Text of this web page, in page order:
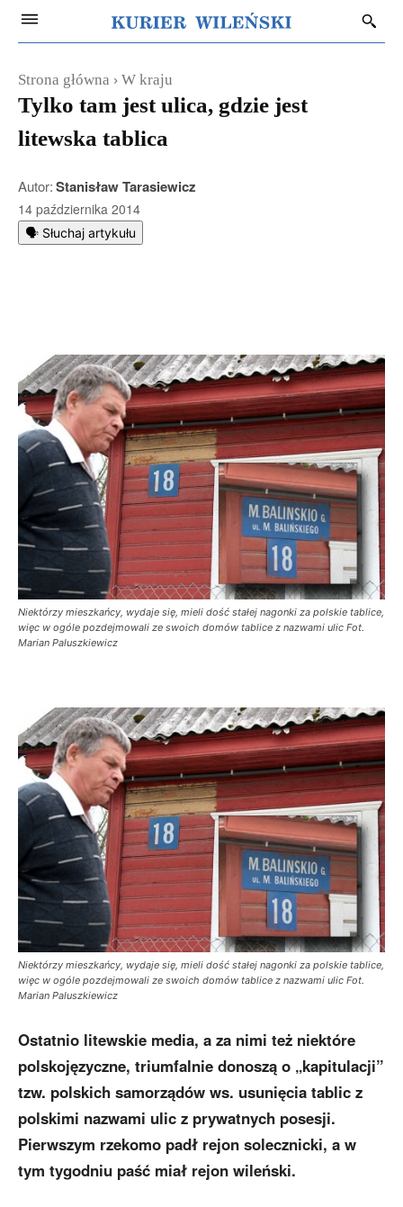
Strona główna W kraju
Tylko tam jest ulica, gdzie jest
litewska tablica
Autor:Stanisław Tarasiewicz
14 października 2014
🗣️ Słuchaj artykułu
Niektórzy mieszkańcy, wydaje się, mieli dość stałej nagonki za polskie tablice,
więc w ogóle pozdejmowali ze swoich domów tablice z nazwami ulic Fot.
Marian Paluszkiewicz
Niektórzy mieszkańcy, wydaje się, mieli dość stałej nagonki za polskie tablice,
więc w ogóle pozdejmowali ze swoich domów tablice z nazwami ulic Fot.
Marian Paluszkiewicz
Ostatnio litewskie media, a za nimi też niektóre
polskojęzyczne, triumfalnie donoszą o „kapitulacji”
tzw. polskich samorządów ws. usunięcia tablic z
polskimi nazwami ulic z prywatnych posesji.
Pierwszym rzekomo padł rejon solecznicki, a w
tym tygodniu paść miał rejon wileński.